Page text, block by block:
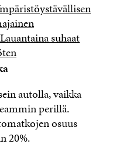
Lauantaina suhaat
autolla, vaikka
perillä.
osuus
20%.